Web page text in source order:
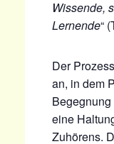
Wissende,
Lernende“
Der
an, in dem
eine
Zuhörens.